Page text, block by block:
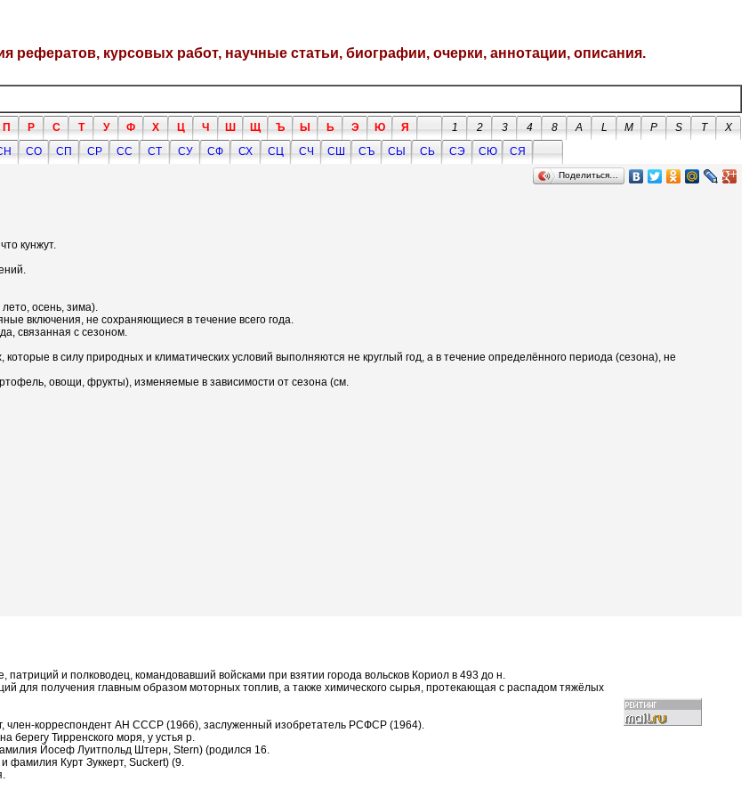
рефератов, курсовых работ, научные статьи, биографии, очерки, аннотации, описания.
П Р С Т У Ф Х Ц Ч Ш Щ Ъ Ы Ь Э Ю Я 1 2 3 4 8 A L M P S T
X
СО СП СР СС СТ СУ СФ СХ СЦ СЧ СШ СЪ СЫ СЬ СЭ СЮ
СЯ
Поделиться…
кунжут.
осень, зима).
включения, не сохраняющиеся в течение всего года.
связанная с сезоном.
в силу природных и климатических условий выполняются не круглый год, а в течение определённого периода (сезона), не
овощи, фрукты), изменяемые в зависимости от сезона (см.
и полководец, командовавший войсками при взятии города вольсков Кориол в 493 до н.
для получения главным образом моторных топлив, а также химического сырья, протекающая с распадом тяжёлых
член-корреспондент АН СССР (1966), заслуженный изобретатель РСФСР (1964).
берегу Тирренского моря, у устья р.
Йосеф Луитпольд Штерн, Stern) (родился 16.
фамилия Курт Зуккерт, Suckert) (9.